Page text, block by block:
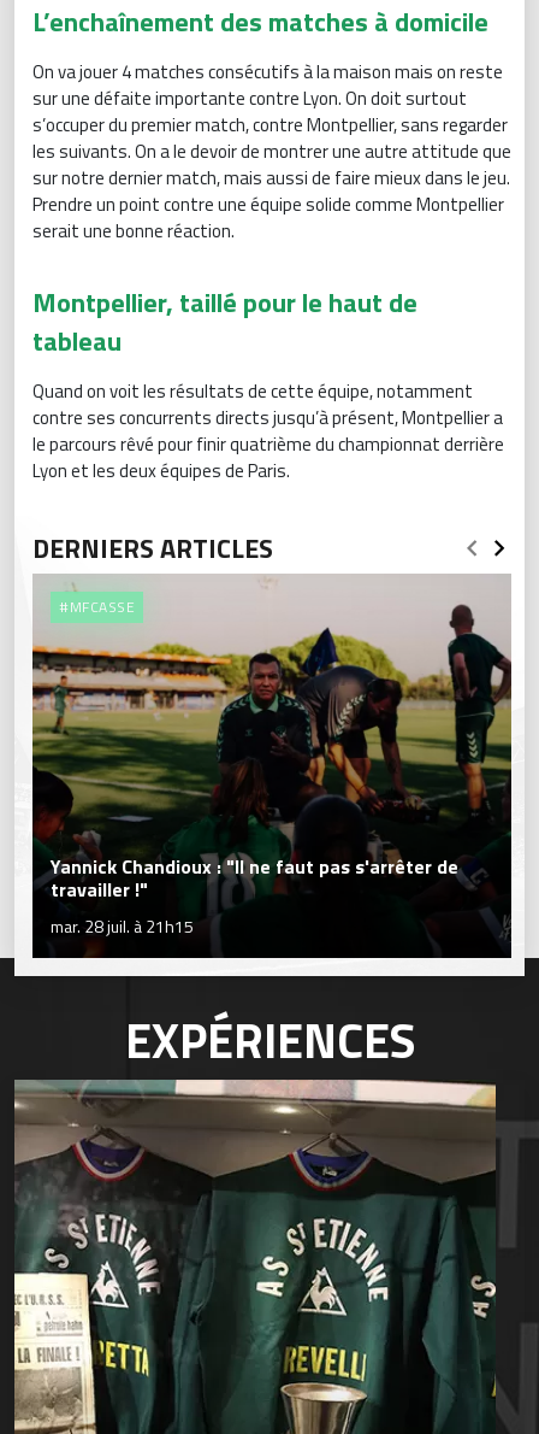
L’enchaînement des matches à domicile
On va jouer 4 matches consécutifs à la maison mais on reste
sur une défaite importante contre Lyon. On doit surtout
s’occuper du premier match, contre Montpellier, sans regarder
les suivants. On a le devoir de montrer une autre attitude que
sur notre dernier match, mais aussi de faire mieux dans le jeu.
Prendre un point contre une équipe solide comme Montpellier
serait une bonne réaction.
Montpellier, taillé pour le haut de
tableau
Quand on voit les résultats de cette équipe, notamment
contre ses concurrents directs jusqu’à présent, Montpellier a
le parcours rêvé pour finir quatrième du championnat derrière
Lyon et les deux équipes de Paris.
DERNIERS ARTICLES
#MFCASSE
Yannick Chandioux : "Il ne faut pas s'arrêter de
travailler !"
mar. 28 juil. à 21h15
EXPÉRIENCES